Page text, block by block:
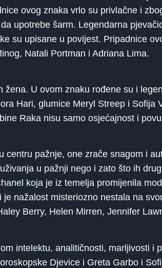
ovog znaka vrlo su privlačne i
upotrebe šarm. Legendarna
su upisane u povijest. Pripadnice
Natali Portman i Adriana Lima.
žena. U ovom znaku rođene su i
Hari, glumice Meryl Streep i
Raka nisu samo osjećajnost i
centru pažnje, one zrače snagom i
u pažnji nego i zato što ih
koja je iz temelja promijenila
nažalost misteriozno nestala na
Berry, Helen Mirren, Jennifer
intelektu, analitičnosti, marljivosti i
Djevice i Greta Garbo i